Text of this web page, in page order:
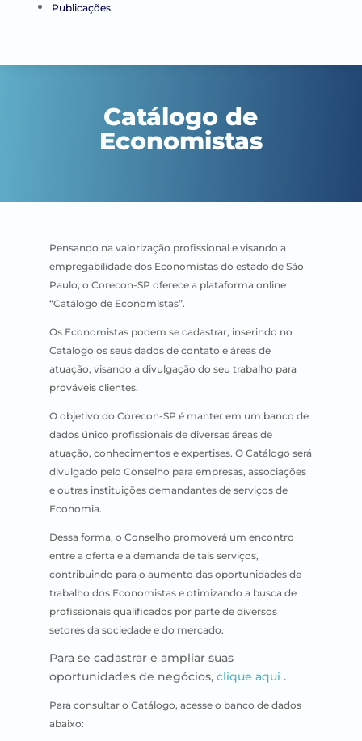
Publicações
Catálogo de
Economistas
Pensando na valorização profissional e visando a
empregabilidade dos Economistas do estado de São
Paulo, o Corecon-SP oferece a plataforma online
“Catálogo de Economistas”.
Os Economistas podem se cadastrar, inserindo no
Catálogo os seus dados de contato e áreas de
atuação, visando a divulgação do seu trabalho para
prováveis clientes.
O objetivo do Corecon-SP é manter em um banco de
dados único profissionais de diversas áreas de
atuação, conhecimentos e expertises. O Catálogo será
divulgado pelo Conselho para empresas, associações
e outras instituições demandantes de serviços de
Economia.
Dessa forma, o Conselho promoverá um encontro
entre a oferta e a demanda de tais serviços,
contribuindo para o aumento das oportunidades de
trabalho dos Economistas e otimizando a busca de
profissionais qualificados por parte de diversos
setores da sociedade e do mercado.
Para se cadastrar e ampliar suas
oportunidades de negócios, clique aqui .
Para consultar o Catálogo, acesse o banco de dados
abaixo: